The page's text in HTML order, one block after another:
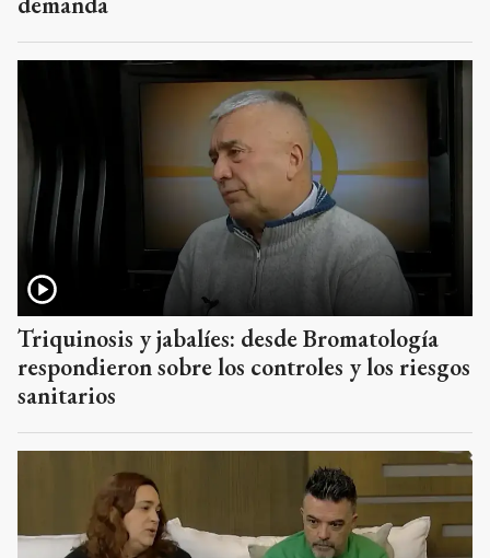
Triquinosis y jabalíes: desde Bromatología
respondieron sobre los controles y los riesgos
sanitarios